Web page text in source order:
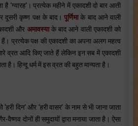
है ‘ग्यारह’। प्रत्येक महीने में एकादशी दो बार आती
दूसरी कृष्ण पक्ष के बाद।पूर्णिमाके बाद आने वाली
और अमावस्याके बाद आने वाली एकादशी को
प्रत्येक पक्ष की एकादशी का अपना अलग महत्व
व्रत आदि किए जाते हैं लेकिन इन सब में एकादशी
है। हिन्दू धर्म में इस व्रत की बहुत मान्यता है।
दिन’ और ‘हरी वासर’ के नाम से भी जाना जाता
दोनों ही समुदायों द्वारा मनाया जाता है। ऐसा